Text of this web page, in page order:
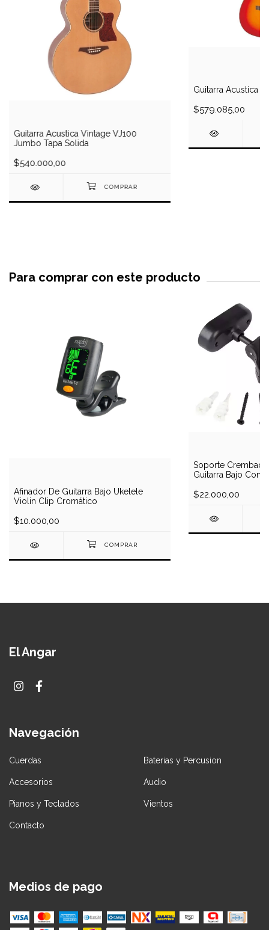
Guitarra Acustica Vintage VJ100
Jumbo Tapa Solida
$540.000,00
Guitarra Acustica
$579.085,00
Para comprar con este producto
Afinador De Guitarra Bajo Ukelele
Violin Clip Cromático
$10.000,00
Soporte Cremback
Guitarra Bajo Con
$22.000,00
El Angar
Navegación
Cuerdas Baterias y Percusion
Accesorios Audio
Pianos y Teclados Vientos
Contacto
Medios de pago